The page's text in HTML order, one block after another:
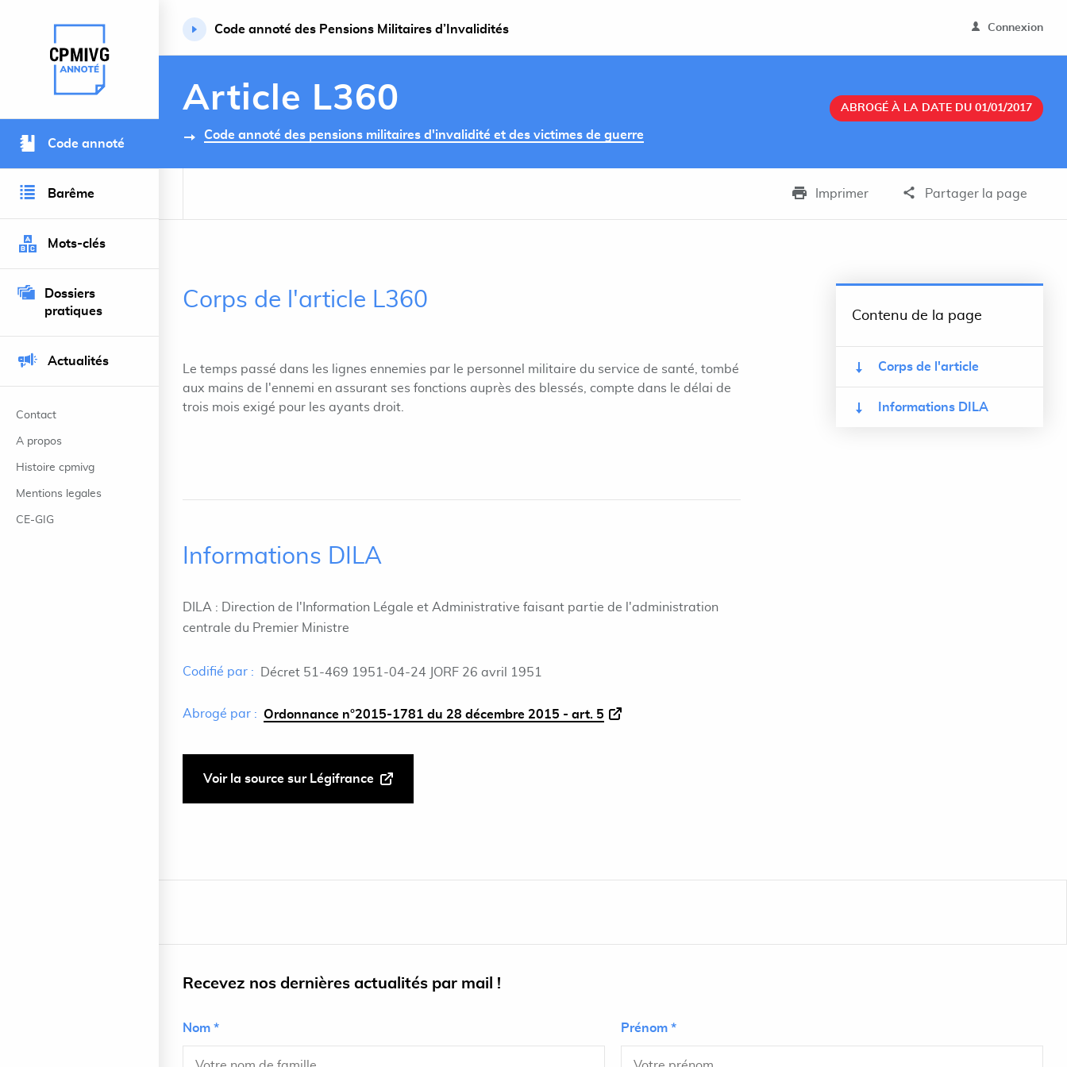
Retour à l’accueil du site
Code annoté
Barême
Mots-clés
Dossiers
pratiques
Actualités
Contact
A propos
Histoire cpmivg
Mentions legales
CE-GIG
Code annoté des Pensions Militaires d’Invalidités Connexion
Article L360
Code annoté des pensions militaires d'invalidité et des victimes de guerre
ABROGÉ À LA DATE DU 01/01/2017
Imprimer Partager la page
Corps de l'article L360
Le temps passé dans les lignes ennemies par le personnel militaire du service de santé, tombé
aux mains de l'ennemi en assurant ses fonctions auprès des blessés, compte dans le délai de
trois mois exigé pour les ayants droit.
Informations DILA
DILA : Direction de l'Information Légale et Administrative faisant partie de l'administration
centrale du Premier Ministre
Codifié par : Décret 51-469 1951-04-24 JORF 26 avril 1951
Abrogé par : Ordonnance n°2015-1781 du 28 décembre 2015 - art. 5
Voir la source sur Légifrance
Contenu de la page
Corps de l'article
Informations DILA
Recevez nos dernières actualités par mail !
Nom * Prénom *